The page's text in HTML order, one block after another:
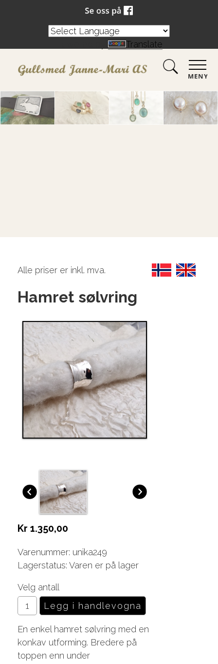
MENY
Alle priser er inkl. mva.
Hamret sølvring
Kr 1.350,00
Varenummer: unika249
Lagerstatus: Varen er på lager
Velg antall
En enkel hamret sølvring med en
konkav utforming. Bredere på
toppen enn under
Translate